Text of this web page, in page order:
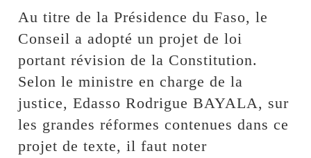
Au titre de la Présidence du Faso, le
Conseil a adopté un projet de loi
portant révision de la Constitution.
Selon le ministre en charge de la
justice, Edasso Rodrigue BAYALA, sur
les grandes réformes contenues dans ce
projet de texte, il faut noter